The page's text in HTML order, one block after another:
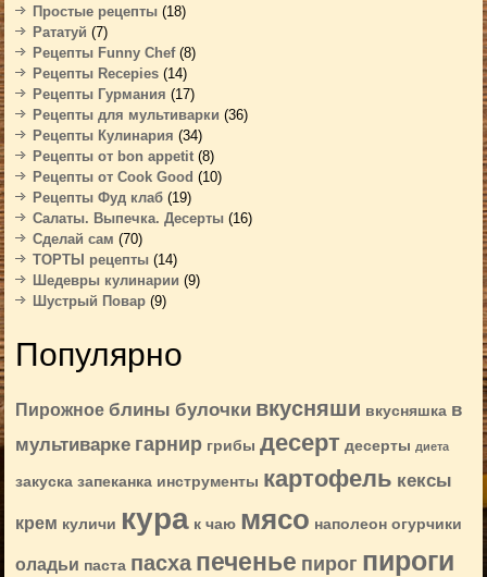
Простые рецепты (18)
Рататуй (7)
Рецепты Funny Chef(8)
Рецепты Recepies (14)
Рецепты Гурмания (17)
Рецепты для мультиварки (36)
Рецепты Кулинария (34)
Рецепты от bon appetit (8)
Рецепты от Cook Good (10)
Рецепты Фуд клаб (19)
Салаты. Выпечка. Десерты (16)
Сделай сам (70)
ТОРТЫ рецепты (14)
Шедевры кулинарии (9)
Шустрый Повар (9)
Популярно
Пирожное блины булочки вкусняши вкусняшка в
мультиварке гарнир грибы десерт десерты диета
закуска запеканка инструменты картофель кексы
крем куличи кура к чаю мясо наполеон огурчики
оладьи паста пасха печенье пирог пироги